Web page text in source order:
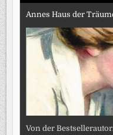
Annes Haus der
Von der